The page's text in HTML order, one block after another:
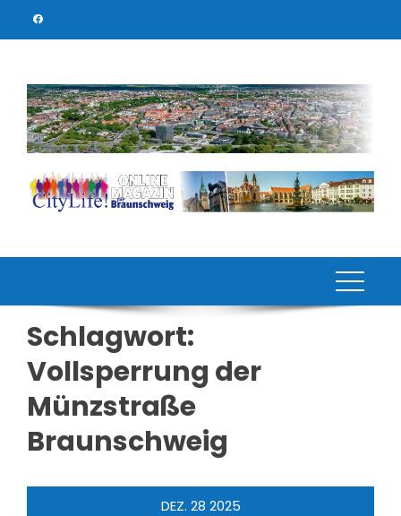
Schlagwort:
Vollsperrung der
Münzstraße
Braunschweig
DEZ. 28 2025